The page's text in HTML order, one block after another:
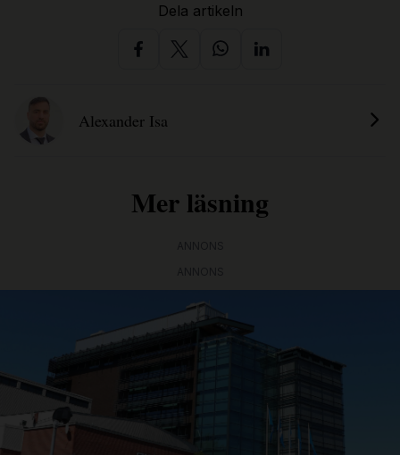
Dela artikeln
Alexander Isa
Mer läsning